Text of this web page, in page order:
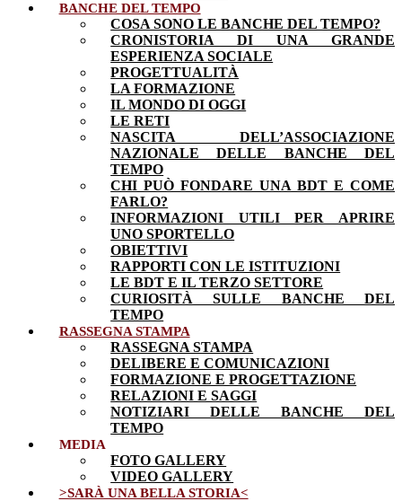
BANCHE DEL TEMPO
COSA SONO LE BANCHE DEL TEMPO?
CRONISTORIA DI UNA GRANDE
ESPERIENZA SOCIALE
PROGETTUALITÀ
LA FORMAZIONE
IL MONDO DI OGGI
LE RETI
NASCITA DELL’ASSOCIAZIONE
NAZIONALE DELLE BANCHE DEL
TEMPO
CHI PUÒ FONDARE UNA BDT E COME
FARLO?
INFORMAZIONI UTILI PER APRIRE
UNO SPORTELLO
OBIETTIVI
RAPPORTI CON LE ISTITUZIONI
LE BDT E IL TERZO SETTORE
CURIOSITÀ SULLE BANCHE DEL
TEMPO
RASSEGNA STAMPA
RASSEGNA STAMPA
DELIBERE E COMUNICAZIONI
FORMAZIONE E PROGETTAZIONE
RELAZIONI E SAGGI
NOTIZIARI DELLE BANCHE DEL
TEMPO
MEDIA
FOTO GALLERY
VIDEO GALLERY
>SARÀ UNA BELLA STORIA<